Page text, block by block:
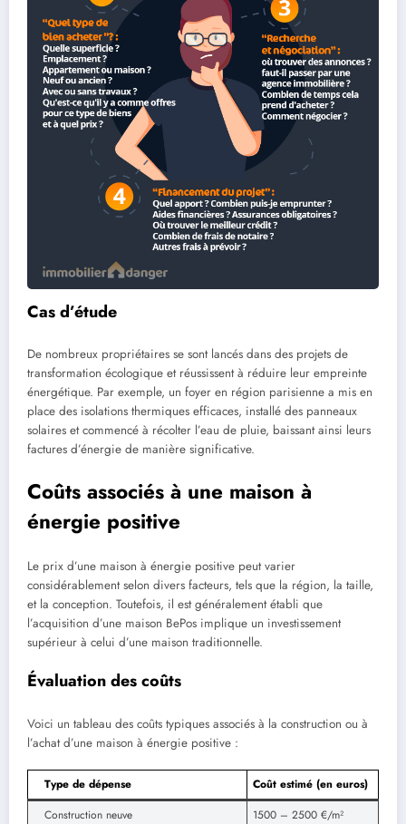
Cas d’étude
De nombreux propriétaires se sont lancés dans des projets de
transformation écologique et réussissent à réduire leur empreinte
énergétique. Par exemple, un foyer en région parisienne a mis en
place des isolations thermiques efficaces, installé des panneaux
solaires et commencé à récolter l’eau de pluie, baissant ainsi leurs
factures d’énergie de manière significative.
Coûts associés à une maison à
énergie positive
Le prix d’une maison à énergie positive peut varier
considérablement selon divers facteurs, tels que la région, la taille,
et la conception. Toutefois, il est généralement établi que
l’acquisition d’une maison BePos implique un investissement
supérieur à celui d’une maison traditionnelle.
Évaluation des coûts
Voici un tableau des coûts typiques associés à la construction ou à
l’achat d’une maison à énergie positive :
Type de dépense
Coût estimé (en euros)
Construction neuve
1500 – 2500 €/m²